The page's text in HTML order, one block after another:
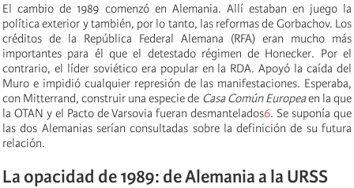
El cambio de 1989 comenzó en Alemania. Allí estaban en juego la
política exterior y también, por lo tanto, las reformas de Gorbachov. Los
créditos de la República Federal Alemana (RFA) eran mucho más
importantes para él que el detestado régimen de Honecker. Por el
contrario, el líder soviético era popular en la RDA. Apoyó la caída del
Muro e impidió cualquier represión de las manifestaciones. Esperaba,
con Mitterrand, construir una especie de Casa Común Europeaen la que
la OTAN y el Pacto de Varsovia fueran desmantelados6. Se suponía que
las dos Alemanias serían consultadas sobre la definición de su futura
relación.
La opacidad de 1989: de Alemania a la URSS